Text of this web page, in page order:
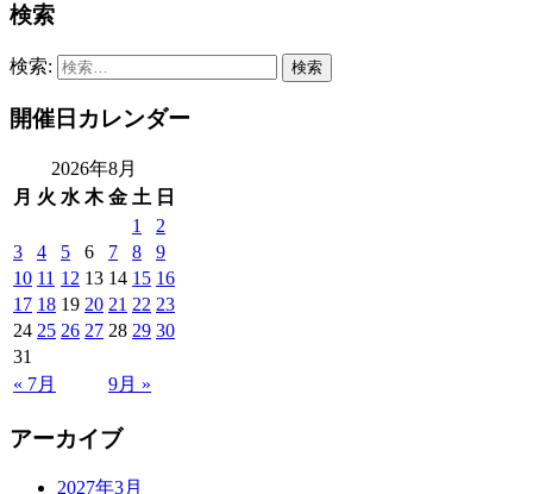
検索
検索:
開催日カレンダー
2026年8月
月 火 水 木 金 土 日
« 7月 9月 »
1
2
3
4 5 6 7 8
9
10 11 12 13 14 15 16
17 18 19 20 21 22 23
24 25 26 27 28 29 30
31
アーカイブ
2027年3月